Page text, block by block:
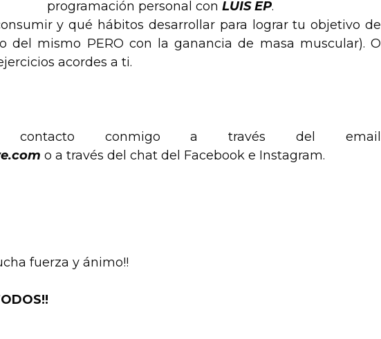
programación personal con LUIS EP.
y qué hábitos desarrollar para lograr tu objetivo de
del mismo PERO con la ganancia de masa muscular). O
acordes a ti.
contacto conmigo a través del email
o a través del chat del Facebook e Instagram.
fuerza y ánimo!!